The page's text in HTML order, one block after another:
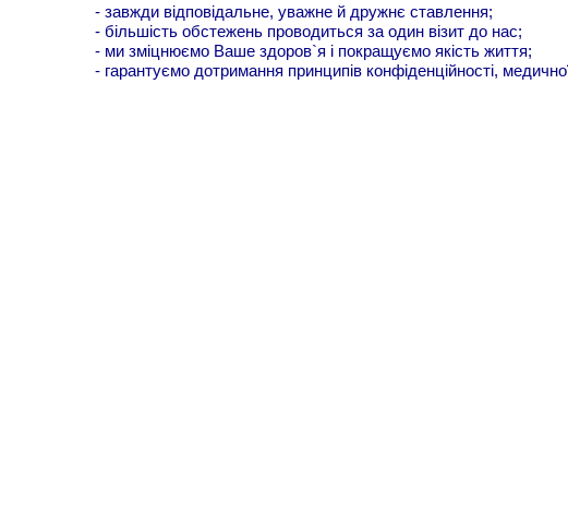
- завжди відповідальне, уважне й дружнє ставлення;
- більшість обстежень проводиться за один візит до нас;
- ми зміцнюємо Ваше здоров`я і покращуємо якість життя;
- гарантуємо дотримання принципів конфіденційності,